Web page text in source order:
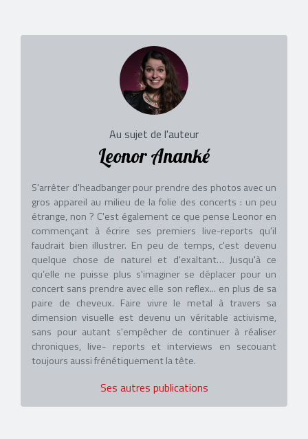
Au sujet de l'auteur
Leonor Ananké
S'arrêter d'headbanger pour prendre des photos avec un
gros appareil au milieu de la folie des concerts : un peu
étrange, non ? C'est également ce que pense Leonor en
commençant à écrire ses premiers live-reports qu'il
faudrait bien illustrer. En peu de temps, c'est devenu
quelque chose de naturel et d'exaltant… Jusqu'à ce
qu’elle ne puisse plus s'imaginer se déplacer pour un
concert sans prendre avec elle son reflex... en plus de sa
paire de cheveux. Faire vivre le metal à travers sa
dimension visuelle est devenu un véritable activisme,
sans pour autant s'empêcher de continuer à réaliser
chroniques, live- reports et interviews en secouant
toujours aussi frénétiquement la tête.
Ses autres publications